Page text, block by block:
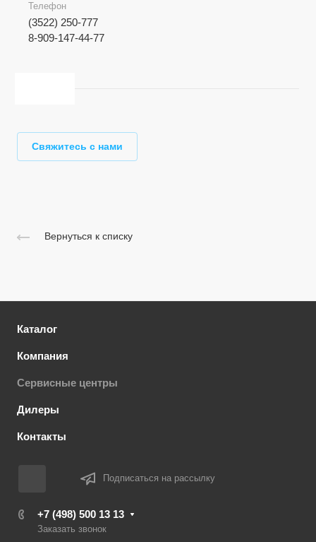
Телефон
(3522) 250-777
8-909-147-44-77
Свяжитесь с нами
Вернуться к списку
Каталог
Компания
Сервисные центры
Дилеры
Контакты
Подписаться на рассылку
+7 (498) 500 13 13
Заказать звонок